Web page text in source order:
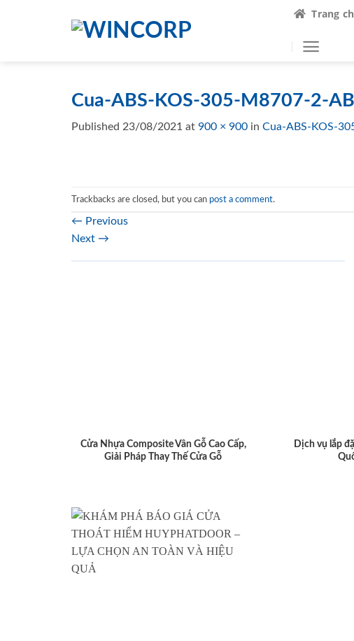
Trang
Cua-ABS-KOS-305-M8707-2-
Published 23/08/2021 at 900 × 900 in Cua-ABS-KOS-
Trackbacks are closed, but you can post a comment.
← Previous
Next →
Cửa Nhựa Composite Vân Gỗ Cao Cấp,
Giải Pháp Thay Thế Cửa Gỗ
Dịch vụ lắp